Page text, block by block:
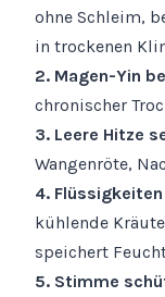
ohne Schleim,
in trockenen
2. Magen-Yin
chronischer
3. Leere Hitze
Wangenröte,
4.
kühlende
speichert
5. Stimme